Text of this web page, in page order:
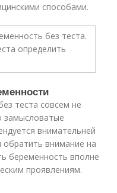
способами.
теста совсем не
замысловатые
внимательней
обратить внимание на
беременность вполне
проявлениям.